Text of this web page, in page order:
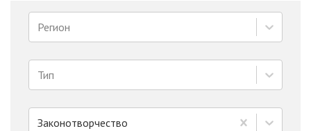
Регион
Тип
Законотворчество